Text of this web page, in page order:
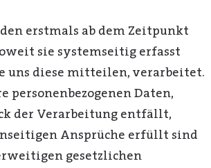
erstmals ab dem Zeitpunkt
sie systemseitig erfasst
uns diese mitteilen, verarbeitet.
personenbezogenen Daten,
der Verarbeitung entfällt,
Ansprüche erfüllt sind
gesetzlichen